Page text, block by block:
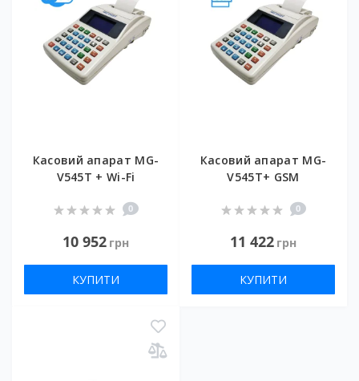
Касовий апарат MG-
V545T + Wi-Fi
0
10 952 грн
КУПИТИ
Касовий апарат MG-
V545T+ GSM
0
11 422 грн
КУПИТИ